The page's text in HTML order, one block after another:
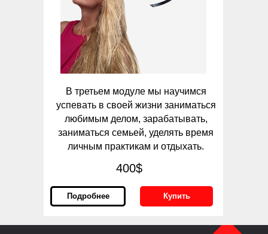
В третьем модуле мы научимся
успевать в своей жизни заниматься
любимым делом, зарабатывать,
заниматься семьей, уделять время
личным практикам и отдыхать.
400$
Подробнее Купить